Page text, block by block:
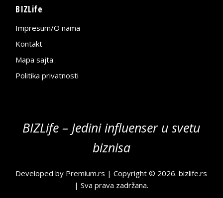
BIZLife
Impresum/O nama
Kontakt
Mapa sajta
Politika privatnosti
BIZLife – Jedini influenser u svetu
biznisa
Developed by Premium.rs | Copyright © 2026.bizlife.rs
| Sva prava zadržana.